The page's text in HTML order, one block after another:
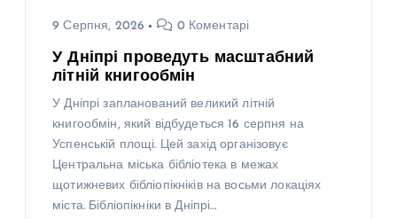
9 Серпня, 2026 0 Коментарі
У Дніпрі проведуть масштабний
літній книгообмін
У Дніпрі запланований великий літній
книгообмін, який відбудеться 16 серпня на
Успенській площі. Цей захід організовує
Центральна міська бібліотека в межах
щотижневих бібліопікніків на восьми локаціях
міста. Бібліопікніки в Дніпрі…